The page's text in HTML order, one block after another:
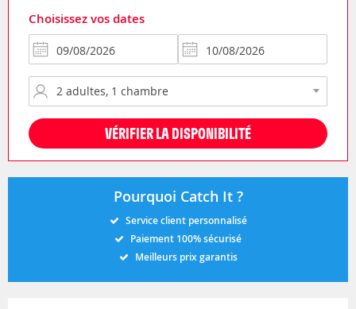
Choisissez vos dates
VÉRIFIER LA DISPONIBILITÉ
Pourquoi Catch It ?
Service client personnalisé
Paiement 100% sécurisé
Meilleurs prix garantis